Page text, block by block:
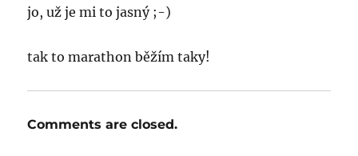
jo, už je mi to jasný ;-)
tak to marathon běžím taky!
Comments are closed.